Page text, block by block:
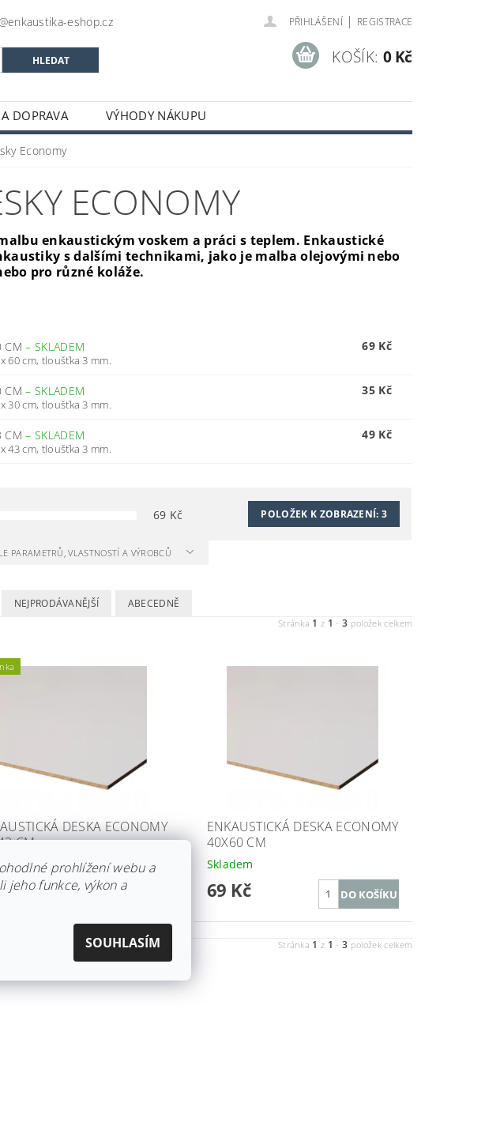
eshop.cz PŘIHLÁŠENÍ | REGISTRACE
KOŠÍK: 0 Kč
DOPRAVA VÝHODY NÁKUPU
Economy
ECONOMY
enkaustickým voskem a práci s teplem. Enkaustické
s dalšími technikami, jako je malba olejovými nebo
pro různé koláže.
CM–SKLADEM
60 cm, tloušťka 3 mm.
69 Kč
CM–SKLADEM
30 cm, tloušťka 3 mm.
35 Kč
CM–SKLADEM
43 cm, tloušťka 3 mm.
49 Kč
69 Kč POLOŽEK K ZOBRAZENÍ:3
PARAMETRŮ, VLASTNOSTÍ A VÝROBCŮ
NEJPRODÁVANĚJŠÍ ABECEDNĚ
Stránka 1 z 1 -3 položek celkem
DESKA ECONOMY
CM
ENKAUSTICKÁ DESKA ECONOMY
40X60 CM
Skladem
69 Kč
Stránka 1 z 1 -3 položek celkem
prohlížení webu a
jeho funkce, výkon a
SOUHLASÍM